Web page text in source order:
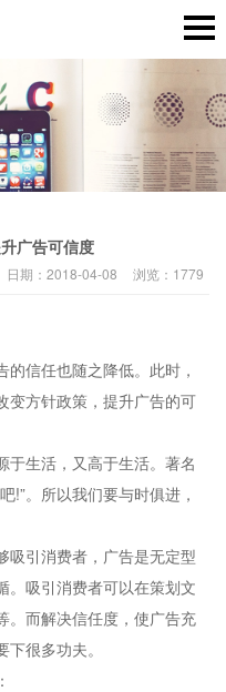
广告可信度
日期： 2018-04-08 浏览： 1779
信任也随之降低。此时，
变方针政策，提升广告的可
生活，又高于生活。著名
!”。所以我们要与时俱进，
引消费者，广告是无定型
。吸引消费者可以在策划文
。而解决信任度，使广告充
很多功夫。